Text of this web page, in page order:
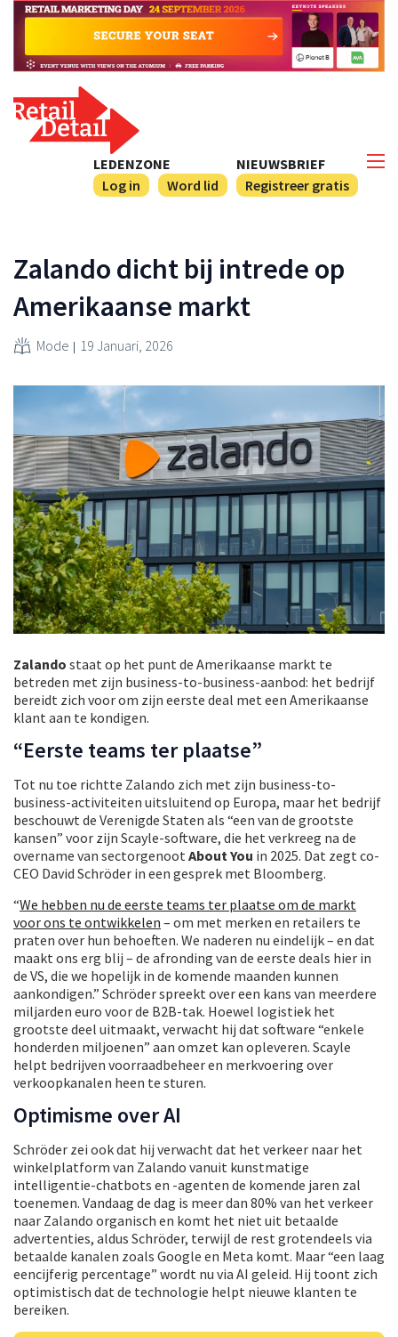
NIEUWSBRIEF
Registreer gratis
LEDENZONE
Log in
Word lid
Zalando dicht bij intrede op
Amerikaanse markt
Mode 19 Januari, 2026
Zalando staat op het punt de Amerikaanse markt te
betreden met zijn business-to-business-aanbod: het bedrijf
bereidt zich voor om zijn eerste deal met een Amerikaanse
klant aan te kondigen.
“Eerste teams ter plaatse”
Tot nu toe richtte Zalando zich met zijn business-to-
business-activiteiten uitsluitend op Europa, maar het bedrijf
beschouwt de Verenigde Staten als “een van de grootste
kansen” voor zijn Scayle-software, die het verkreeg na de
overname van sectorgenoot About You in 2025. Dat zegt co-
CEO David Schröder in een gesprek met Bloomberg.
“We hebben nu de eerste teams ter plaatse om de markt
voor ons te ontwikkelen – om met merken en retailers te
praten over hun behoeften. We naderen nu eindelijk – en dat
maakt ons erg blij – de afronding van de eerste deals hier in
de VS, die we hopelijk in de komende maanden kunnen
aankondigen.” Schröder spreekt over een kans van meerdere
miljarden euro voor de B2B-tak. Hoewel logistiek het
grootste deel uitmaakt, verwacht hij dat software “enkele
honderden miljoenen” aan omzet kan opleveren. Scayle
helpt bedrijven voorraadbeheer en merkvoering over
verkoopkanalen heen te sturen.
Optimisme over AI
Schröder zei ook dat hij verwacht dat het verkeer naar het
winkelplatform van Zalando vanuit kunstmatige
intelligentie-chatbots en -agenten de komende jaren zal
toenemen. Vandaag de dag is meer dan 80% van het verkeer
naar Zalando organisch en komt het niet uit betaalde
advertenties, aldus Schröder, terwijl de rest grotendeels via
betaalde kanalen zoals Google en Meta komt. Maar “een laag
eencijferig percentage” wordt nu via AI geleid. Hij toont zich
optimistisch dat de technologie helpt nieuwe klanten te
bereiken.